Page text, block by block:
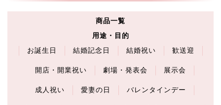
商品一覧
用途・目的
お誕生日
結婚記念日 結婚祝い 歓送迎
開店・開業祝い 劇場・発表会 展示会
成人祝い 愛妻の日 バレンタインデー